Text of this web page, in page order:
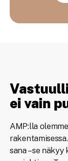
ei vain
AMP:lla
sana – se